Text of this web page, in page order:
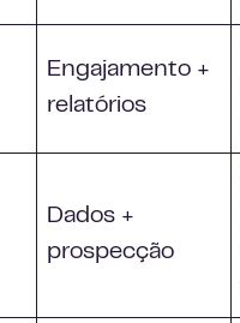
Engajamento +
relatórios
Dados +
prospecção